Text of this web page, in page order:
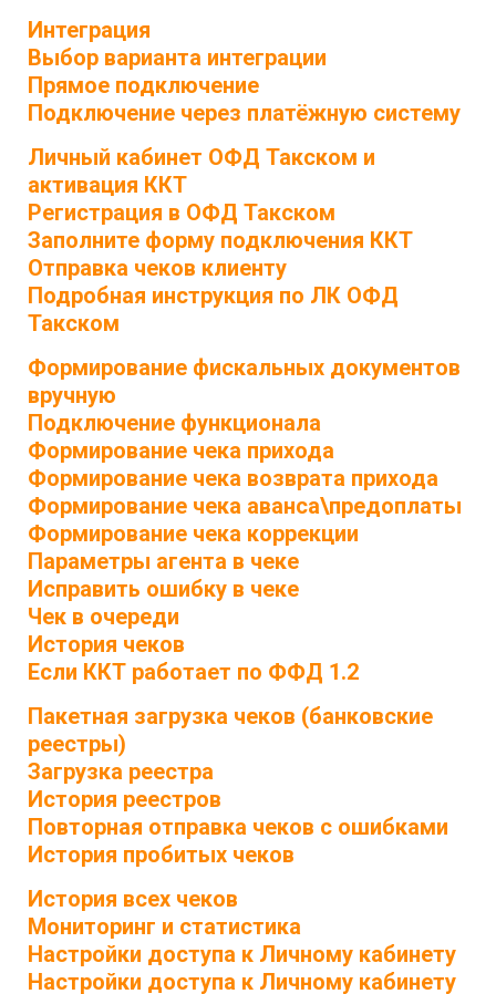
Интеграция
Выбор варианта интеграции
Прямое подключение
Подключение через платёжную систему
Личный кабинет ОФД Такском и
активация ККТ
Регистрация в ОФД Такском
Заполните форму подключения ККТ
Отправка чеков клиенту
Подробная инструкция по ЛК ОФД
Такском
Формирование фискальных документов
вручную
Подключение функционала
Формирование чека прихода
Формирование чека возврата прихода
Формирование чека аванса\предоплаты
Формирование чека коррекции
Параметры агента в чеке
Исправить ошибку в чеке
Чек в очереди
История чеков
Если ККТ работает по ФФД 1.2
Пакетная загрузка чеков (банковские
реестры)
Загрузка реестра
История реестров
Повторная отправка чеков с ошибками
История пробитых чеков
История всех чеков
Мониторинг и статистика
Настройки доступа к Личному кабинету
Настройки доступа к Личному кабинету